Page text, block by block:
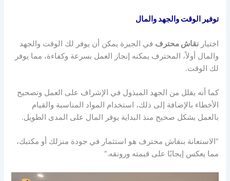
توفير الوقت والجهد والمال
اختيارنقاش محترف في الجيزة يمكن أن يوفر لك الوقت والجهد
والمال أولاً، المحترف يمكنه إنجاز العمل بسرعة وكفاءة، مما يوفر
لك الوقت.
كما أنه يقلل من الجهد المبذول في الإشراف على العمل وتصحيح
الأخطاء بالإضافة إلى ذلك، استخدام المواد المناسبة والقيام
بالعمل بشكل صحيح منذ البداية يوفر المال على المدى الطويل.
“الاستعانة بنقاش محترف هو استثمار في جودة منزلك أو مكتبك،
مما يعكس إيجابًا على قيمته ورونقه.”